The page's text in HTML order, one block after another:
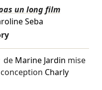
un long film
Seba
de Marine Jardin mise
Charly